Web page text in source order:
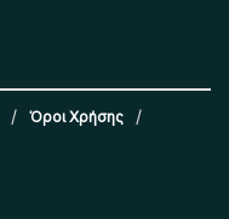
Όροι Χρήσης